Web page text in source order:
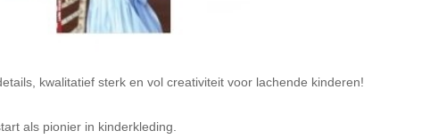
kwalitatief sterk en vol creativiteit voor lachende kinderen!
als pionier in kinderkleding.